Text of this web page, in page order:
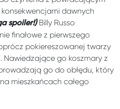
dawnych
spoiler!)Billy Russo
finałowe z pierwszego
pokiereszowanej twarzy
go koszmary z
go do obłędu, który
mieszkańcach całego